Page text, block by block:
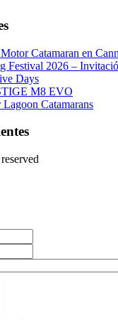
Catamaran en
Festival 2026 –
Days
M8 EVO
Lagoon Catamarans